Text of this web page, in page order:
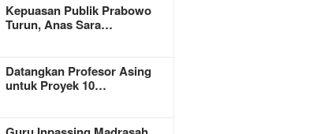
Kepuasan Publik Prabowo
Turun, Anas Sara…
Datangkan Profesor Asing
untuk Proyek 10…